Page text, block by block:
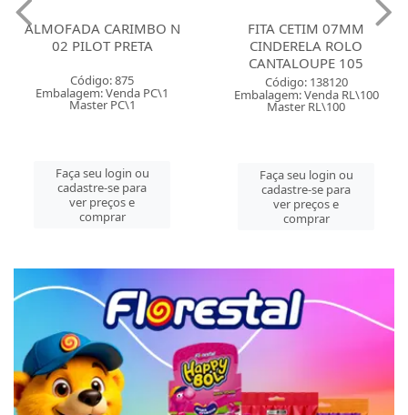
FITA CETIM 07MM
CINDERELA ROLO
Código: 138120
Embalagem: Venda RL\100
Master RL\100
Faça seu login ou
cadastre-se para
ver preços e
comprar
QUADRO BRANCO
ALUMINIO 40X30
STANDARD ALUMINIO POP
Código: 146671
Embalagem: Venda PC\1
Master CM\4
Faça seu login ou
cadastre-se para
ver preços e
comprar